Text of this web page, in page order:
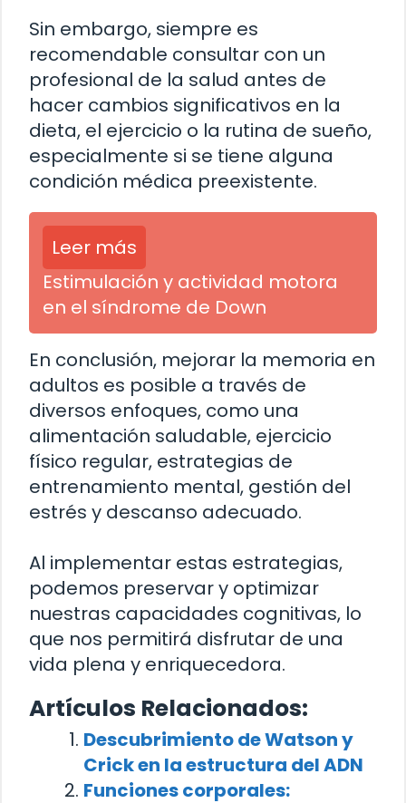
Sin embargo, siempre es
recomendable consultar con un
profesional de la salud antes de
hacer cambios significativos en la
dieta, el ejercicio o la rutina de sueño,
especialmente si se tiene alguna
condición médica preexistente.
Leer más
Estimulación y actividad motora
en el síndrome de Down
En conclusión, mejorar la memoria en
adultos es posible a través de
diversos enfoques, como una
alimentación saludable, ejercicio
físico regular, estrategias de
entrenamiento mental, gestión del
estrés y descanso adecuado.
Al implementar estas estrategias,
podemos preservar y optimizar
nuestras capacidades cognitivas, lo
que nos permitirá disfrutar de una
vida plena y enriquecedora.
Artículos Relacionados:
Descubrimiento de Watson y
Crick en la estructura del ADN
Funciones corporales: